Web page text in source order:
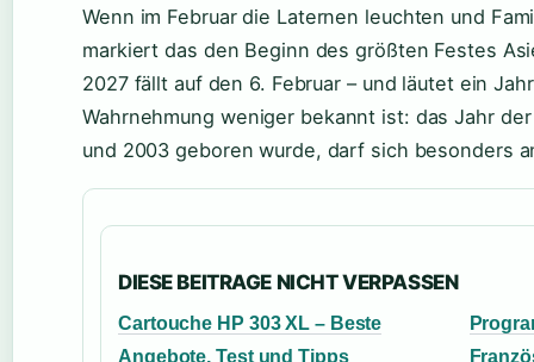
Wenn im Februar die Laternen leuchten und
markiert das den Beginn des größten Festes
2027 fällt auf den 6. Februar – und läutet ein
Wahrnehmung weniger bekannt ist: das Jahr
und 2003 geboren wurde, darf sich besonders
DIESE BEITRAGE NICHT VERPASSEN
Cartouche HP 303 XL – Beste
Angebote, Test und Tipps